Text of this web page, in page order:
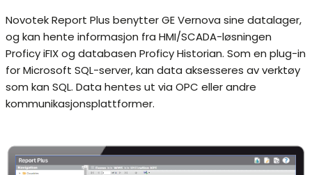
Novotek Report Plus benytter GE Vernova sine datalager,
og kan hente informasjon fra HMI/SCADA-løsningen
Proficy iFIX og databasen Proficy Historian. Som en plug-in
for Microsoft SQL-server, kan data aksesseres av verktøy
som kan SQL. Data hentes ut via OPC eller andre
kommunikasjonsplattformer.